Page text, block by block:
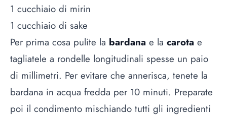
1 cucchiaio di mirin
1 cucchiaio di sake
Per prima cosa pulite la bardana e la carota e
tagliatele a rondelle longitudinali spesse un paio
di millimetri. Per evitare che annerisca, tenete la
bardana in acqua fredda per 10 minuti. Preparate
poi il condimento mischiando tutti gli ingredienti